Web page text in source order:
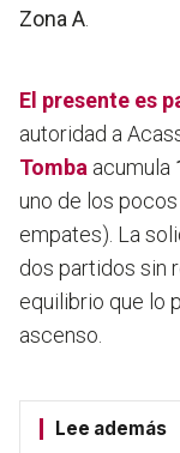
Zona A
El presente es
autoridad a
Tomba acumula
uno de los
empates). La
dos partidos sin
equilibrio que lo
ascenso.
Lee además